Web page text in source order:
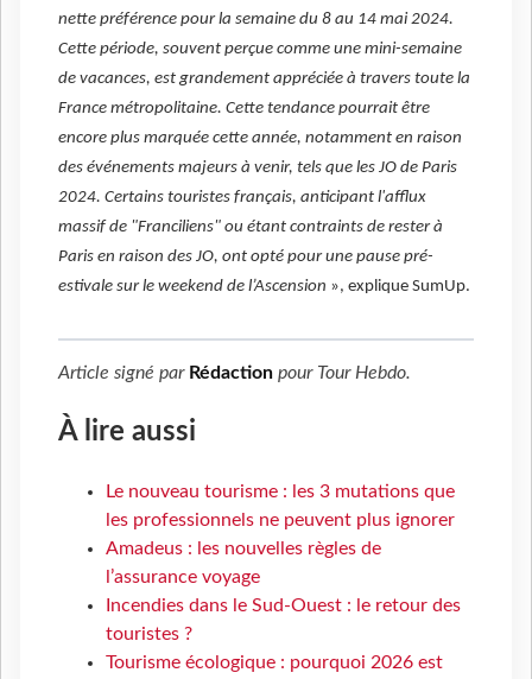
nette préférence pour la semaine du 8 au 14 mai 2024.
Cette période, souvent perçue comme une mini-semaine
de vacances, est grandement appréciée à travers toute la
France métropolitaine. Cette tendance pourrait être
encore plus marquée cette année, notamment en raison
des événements majeurs à venir, tels que les JO de Paris
2024. Certains touristes français, anticipant l'afflux
massif de "Franciliens" ou étant contraints de rester à
Paris en raison des JO, ont opté pour une pause pré-
estivale sur le weekend de l’Ascension », explique SumUp.
Article signé par Rédaction pour Tour Hebdo.
À lire aussi
Le nouveau tourisme : les 3 mutations que
les professionnels ne peuvent plus ignorer
Amadeus : les nouvelles règles de
l’assurance voyage
Incendies dans le Sud-Ouest : le retour des
touristes ?
Tourisme écologique : pourquoi 2026 est